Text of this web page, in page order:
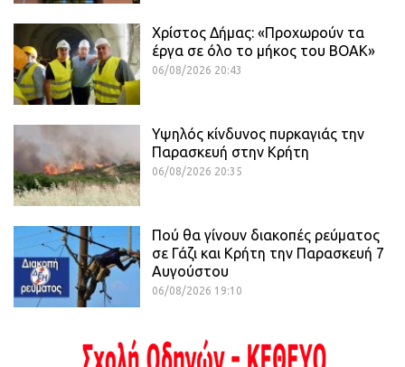
Χρίστος Δήμας: «Προχωρούν τα
έργα σε όλο το μήκος του ΒΟΑΚ»
06/08/2026 20:43
Υψηλός κίνδυνος πυρκαγιάς την
Παρασκευή στην Κρήτη
06/08/2026 20:35
Πού θα γίνουν διακοπές ρεύματος
σε Γάζι και Κρήτη την Παρασκευή 7
Αυγούστου
06/08/2026 19:10